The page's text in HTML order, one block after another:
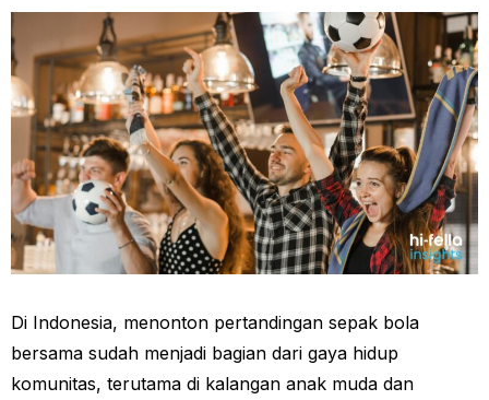
Di Indonesia, menonton pertandingan sepak bola
bersama sudah menjadi bagian dari gaya hidup
komunitas, terutama di kalangan anak muda dan